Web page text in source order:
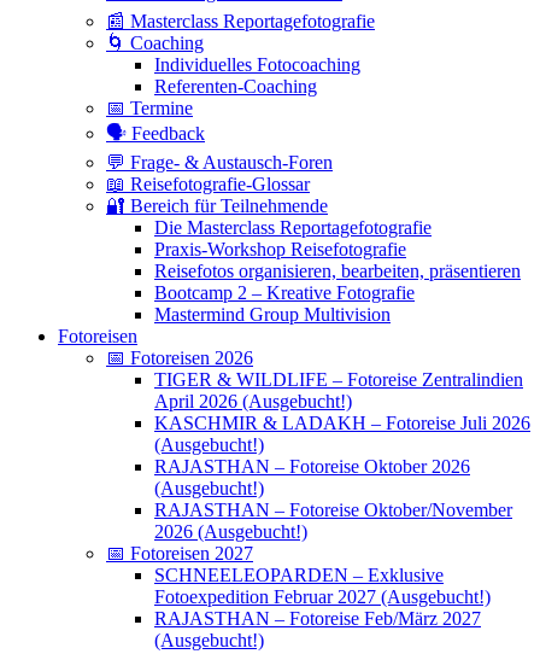
📰 Masterclass Reportagefotografie
🌀 Coaching
Individuelles Fotocoaching
Referenten-Coaching
📅 Termine
🗣 Feedback
💬 Frage- & Austausch-Foren
📖 Reisefotografie-Glossar
🔐 Bereich für Teilnehmende
Die Masterclass Reportagefotografie
Praxis-Workshop Reisefotografie
Reisefotos organisieren, bearbeiten, präsentieren
Bootcamp 2 – Kreative Fotografie
Mastermind Group Multivision
Fotoreisen
📅 Fotoreisen 2026
TIGER & WILDLIFE – Fotoreise Zentralindien
April 2026 (Ausgebucht!)
KASCHMIR & LADAKH – Fotoreise Juli 2026
(Ausgebucht!)
RAJASTHAN – Fotoreise Oktober 2026
(Ausgebucht!)
RAJASTHAN – Fotoreise Oktober/November
2026 (Ausgebucht!)
📅 Fotoreisen 2027
SCHNEELEOPARDEN – Exklusive
Fotoexpedition Februar 2027 (Ausgebucht!)
RAJASTHAN – Fotoreise Feb/März 2027
(Ausgebucht!)